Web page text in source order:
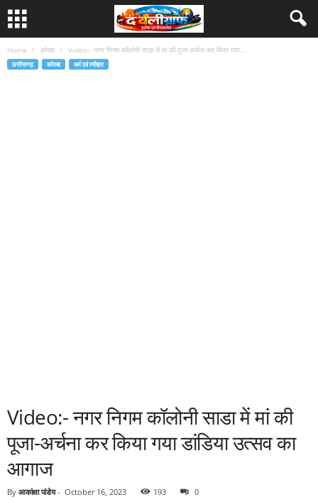
Home कोरबा Video:- नगर निगम कॉलोनी साडा में मां की पूजा-अर्चना कर किया गया...
छत्तीसगढ़ कोरबा धर्म एवं त्यौहार
Video:- नगर निगम कॉलोनी साडा में मां की
पूजा-अर्चना कर किया गया डांडिया उत्सव का
आगाज
By आकांक्षा पांडेय- October 16, 2023 193 0